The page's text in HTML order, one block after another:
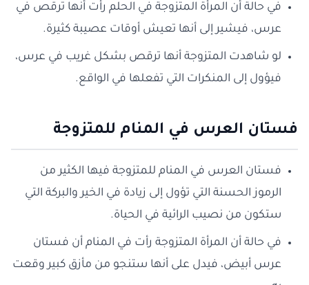
في حالة أن المرأة المتزوجة في الحلم رأت أنها ترقص في
عرس، فيشير إلى أنها تعيش أوقات عصيبة كثيرة.
لو شاهدت المتزوجة أنها ترقص بشكل غريب في عرس،
فيؤول إلى المنكرات التي تفعلها في الواقع.
فستان العرس في المنام للمتزوجة
فستان العرس في المنام للمتزوجة فيها الكثير من
الرموز الحسنة التي تؤول إلى زيادة في الخير والبركة التي
ستكون من نصيب الرائية في الحياة.
في حالة أن المرأة المتزوجة رأت في المنام أن فستان
عرس أبيض، فيدل على أنها ستنجو من مأزق كبير وقعت